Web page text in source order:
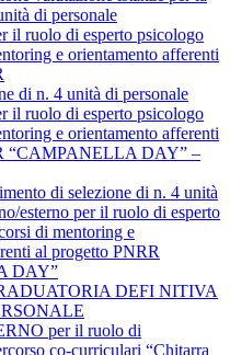
di personale
il ruolo di esperto psicologo
e orientamento afferenti
di n. 4 unità di personale
il ruolo di esperto psicologo
e orientamento afferenti
“CAMPANELLA DAY” –
di selezione di n. 4 unità
esterno per il ruolo di esperto
di mentoring e
al progetto PNRR
DAY”
DEFI NITIVA
per il ruolo di
co-curriculari “Chitarra